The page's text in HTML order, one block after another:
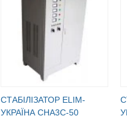
СТАБІЛІЗАТОР ELIM-
УКРАЇНА СНА3С-50